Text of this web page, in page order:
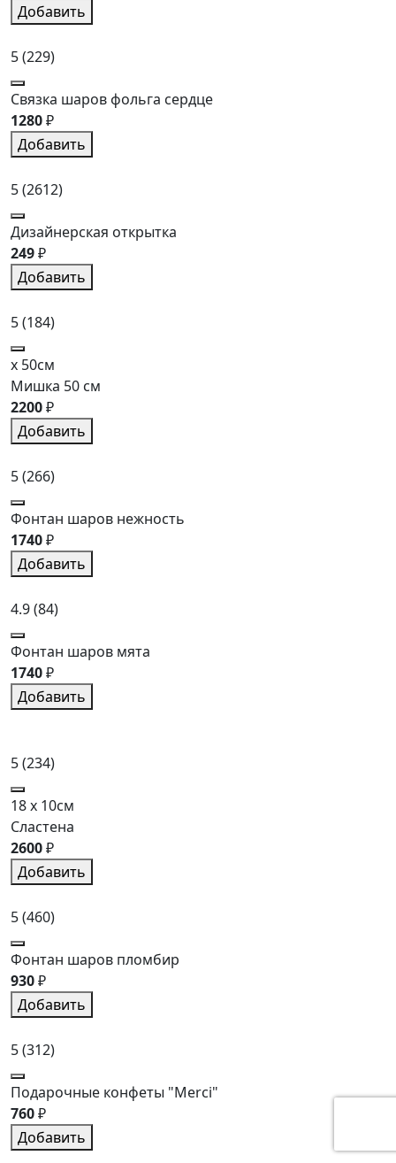
Добавить
5(229)
Связка шаров фольга сердце
1280₽
Добавить
5(2612)
Дизайнерская открытка
249₽
Добавить
5(184)
x 50см
Мишка 50 см
2200₽
Добавить
5(266)
Фонтан шаров нежность
1740₽
Добавить
4.9(84)
Фонтан шаров мята
1740₽
Добавить
5(234)
18 x 10см
Сластена
2600₽
Добавить
5(460)
Фонтан шаров пломбир
930₽
Добавить
5(312)
Подарочные конфеты "Merci"
760₽
Добавить